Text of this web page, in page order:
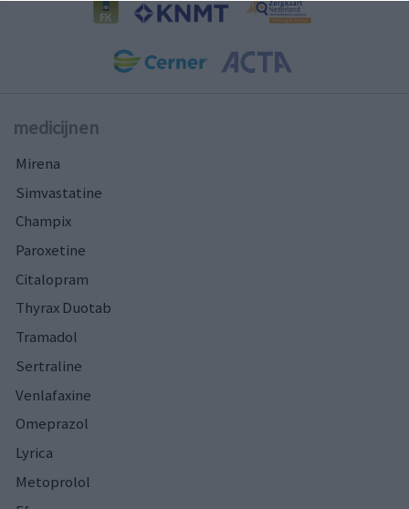
medicijnen
Mirena
Simvastatine
Champix
Paroxetine
Citalopram
Thyrax Duotab
Tramadol
Sertraline
Venlafaxine
Omeprazol
Lyrica
Metoprolol